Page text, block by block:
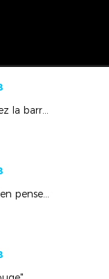
"Mesdames, franchissez la barrière" - 4e édition à Caderousse
Formation CFF3 - Qu'en pensent les stagiaires?